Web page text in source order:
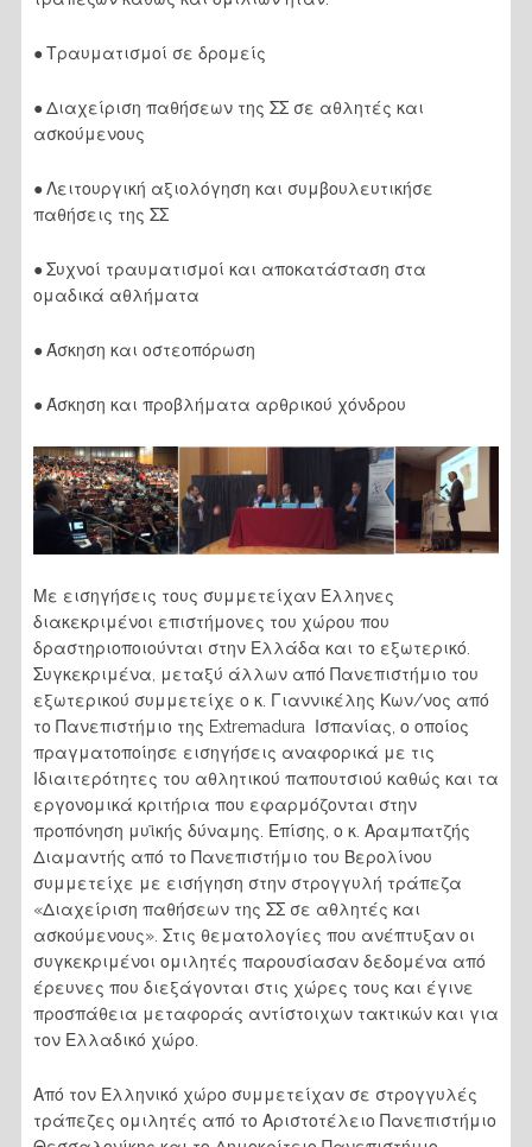
●Τραυματισμοί σε δρομείς
●Διαχείριση παθήσεων της ΣΣ σε αθλητές και
ασκούμενους
●Λειτουργική αξιολόγηση και συμβουλευτικήσε
παθήσεις της ΣΣ
●Συχνοί τραυματισμοί και αποκατάσταση στα
ομαδικά αθλήματα
●Άσκηση και οστεοπόρωση
●Άσκηση και προβλήματα αρθρικού χόνδρου
Με εισηγήσεις τους συμμετείχαν Έλληνες
διακεκριμένοι επιστήμονες του χώρου που
δραστηριοποιούνται στην Ελλάδα και το εξωτερικό.
Συγκεκριμένα, μεταξύ άλλων από Πανεπιστήμιο του
εξωτερικού συμμετείχε ο κ. Γιαννικέλης Κων/νος από
το Πανεπιστήμιο της Extremadura Ισπανίας, ο οποίος
πραγματοποίησε εισηγήσεις αναφορικά με τις
Ιδιαιτερότητες του αθλητικού παπουτσιού καθώς και τα
εργονομικά κριτήρια που εφαρμόζονται στην
προπόνηση μυϊκής δύναμης. Επίσης, ο κ. Αραμπατζής
Διαμαντής από το Πανεπιστήμιο του Βερολίνου
συμμετείχε με εισήγηση στην στρογγυλή τράπεζα
«Διαχείριση παθήσεων της ΣΣ σε αθλητές και
ασκούμενους». Στις θεματολογίες που ανέπτυξαν οι
συγκεκριμένοι ομιλητές παρουσίασαν δεδομένα από
έρευνες που διεξάγονται στις χώρες τους και έγινε
προσπάθεια μεταφοράς αντίστοιχων τακτικών και για
τον Ελλαδικό χώρο.
Από τον Ελληνικό χώρο συμμετείχαν σε στρογγυλές
τράπεζες ομιλητές από το Αριστοτέλειο Πανεπιστήμιο